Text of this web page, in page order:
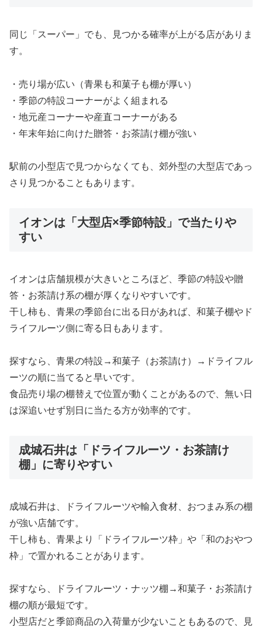
同じ「スーパー」でも、見つかる確率が上がる店がありま
す。
・売り場が広い（青果も和菓子も棚が厚い）
・季節の特設コーナーがよく組まれる
・地元産コーナーや産直コーナーがある
・年末年始に向けた贈答・お茶請け棚が強い
駅前の小型店で見つからなくても、郊外型の大型店であっ
さり見つかることもあります。
イオンは「大型店×季節特設」で当たりや
すい
イオンは店舗規模が大きいところほど、季節の特設や贈
答・お茶請け系の棚が厚くなりやすいです。
干し柿も、青果の季節台に出る日があれば、和菓子棚やド
ライフルーツ側に寄る日もあります。
探すなら、青果の特設→和菓子（お茶請け）→ドライフル
ーツの順に当てると早いです。
食品売り場の棚替えで位置が動くことがあるので、無い日
は深追いせず別日に当たる方が効率的です。
成城石井は「ドライフルーツ・お茶請け
棚」に寄りやすい
成城石井は、ドライフルーツや輸入食材、おつまみ系の棚
が強い店舗です。
干し柿も、青果より「ドライフルーツ枠」や「和のおやつ
枠」で置かれることがあります。
探すなら、ドライフルーツ・ナッツ棚→和菓子・お茶請け
棚の順が最短です。
小型店だと季節商品の入荷量が少ないこともあるので、見